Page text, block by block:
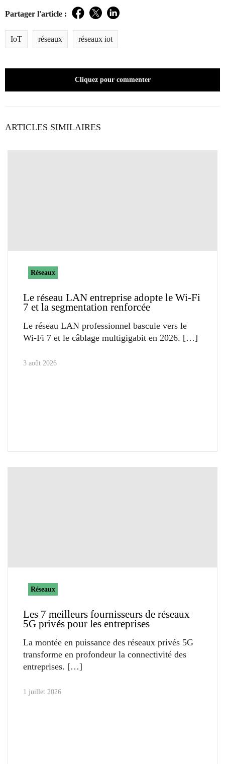
Partager l'article : Facebook
TwitterLinkedIn
IoT réseaux réseaux iot
Cliquez pour commenter
ARTICLES SIMILAIRES
Réseaux
Le réseau LAN entreprise adopte le Wi-Fi
7 et la segmentation renforcée
Le réseau LAN professionnel bascule vers le
Wi-Fi 7 et le câblage multigigabit en 2026.
3 août 2026
Réseaux
Les 7 meilleurs fournisseurs de réseaux
5G privés pour les entreprises
La montée en puissance des réseaux privés 5G
transforme en profondeur la connectivité des
entreprises.
1 juillet 2026